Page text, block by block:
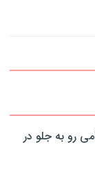
رو به جلو در